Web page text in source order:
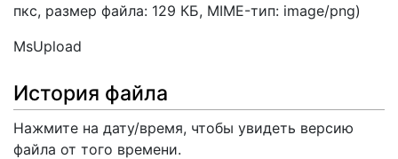
пкс, размер файла: 129 КБ, MIME-тип: image/png)
MsUpload
История файла
Нажмите на дату/время, чтобы увидеть версию
файла от того времени.